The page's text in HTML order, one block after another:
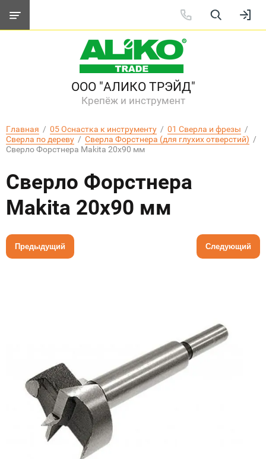
ООО "АЛИКО ТРЭЙД"
Крепёж и инструмент
Главная
  /
05 Оснастка к инструменту
  /
01 Сверла и фрезы
Сверла по дереву
  /
Сверла Форстнера (для глухих отверстий)
  /
Сверло Форстнера Makita 20х90 мм
Сверло Форстнера
Makita 20х90 мм
Предыдущий Следующий